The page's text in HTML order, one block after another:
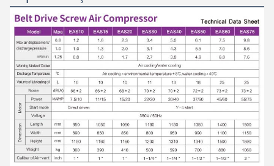
Ligaremos para você em breve!